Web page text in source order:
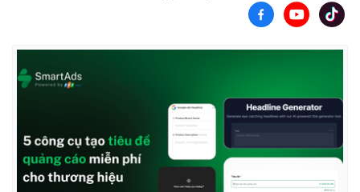
Quan sát
Cuộc sống đó đây
Hồ sơ
Multimedia
Video
Ảnh
E-Magazine